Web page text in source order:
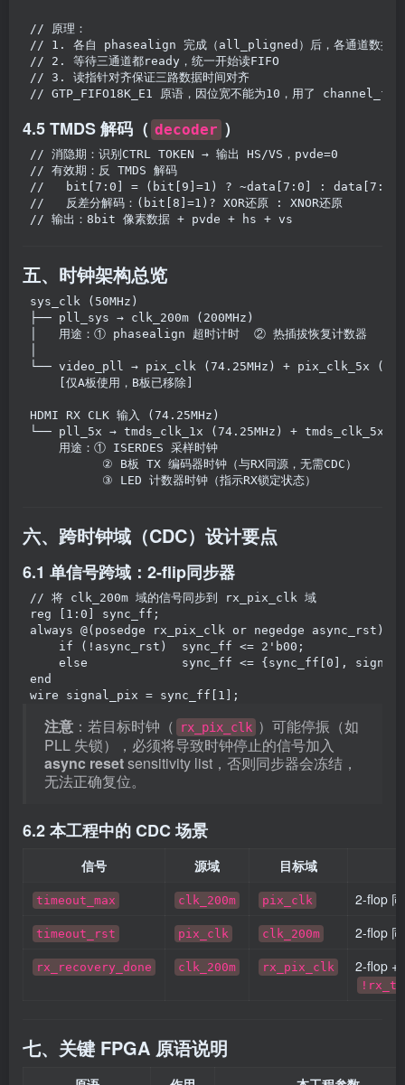
// 原理：
// 1. 各自 phasealign 完成（all_pligned）后，各通道数据写
// 2. 等待三通道都ready，统一开始读FIFO
// 3. 读指针对齐保证三路数据时间对齐
// GTP_FIFO18K_E1 原语，因位宽不能为10，用了
4.5 TMDS 解码（ decoder ）
// 消隐期：识别CTRL TOKEN → 输出 HS/VS，pvde=0
// 有效期：反 TMDS 解码
//   bit[7:0] = (bit[9]=1) ? ~data[7:0] : data[7:0]
//   反差分解码：(bit[8]=1)? XOR还原 : XNOR还原
// 输出：8bit 像素数据 + pvde + hs + vs
五、时钟架构总览
sys_clk (50MHz)
├── pll_sys → clk_200m (200MHz)
│   用途：① phasealign 超时计时  ② 热插拔恢复计数器
└── video_pll → pix_clk (74.25MHz) + pix_clk_5x
[仅A板使用，B板已移除]
HDMI RX CLK 输入 (74.25MHz)
└── pll_5x → tmds_clk_1x (74.25MHz) + tmds_clk_5x
用途：① ISERDES 采样时钟
② B板 TX 编码器时钟（与RX同源，无需CDC）
③ LED 计数器时钟（指示RX锁定状态）
六、跨时钟域（CDC）设计要点
6.1 单信号跨域：2-flip同步器
// 将 clk_200m 域的信号同步到 rx_pix_clk 域
reg
[ 1 : 0 ] sync_ff ;
always @( posedge rx_pix_clk or negedge async_rst )
if
( ! async_rst ) sync_ff <= 2'b00 ;
else
sync_ff <= {sync_ff [0 ] ,
end
wire
signal_pix = sync_ff [ 1 ] ;
注意 ：若目标时钟（ rx_pix_clk ）可能停振（如
PLL 失锁），必须将导致时钟停止的信号加入
async resetsensitivity list，否则同步器会冻结，
无法正确复位。
6.2 本工程中的 CDC 场景
信号 源域 目标域
timeout_max clk_200m pix_clk 2-flop
timeout_rst pix_clk clk_200m 2-flop
rx_recovery_done clk_200m rx_pix_clk 2-flop +
七、关键 FPGA 原语说明